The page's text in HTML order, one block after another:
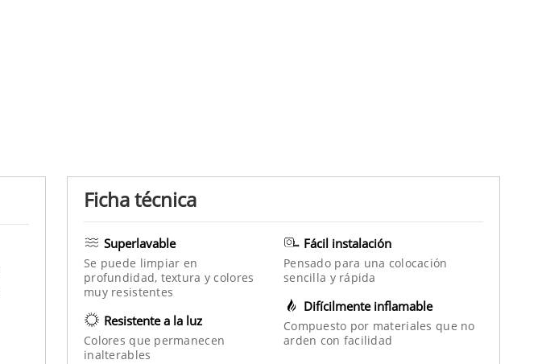
Ficha técnica
Superlavable
Se puede limpiar en
profundidad, textura y colores
muy resistentes
Resistente a la luz
Colores que permanecen
inalterables
Fácil instalación
Pensado para una colocación
sencilla y rápida
Difícilmente inflamable
Compuesto por materiales que no
arden con facilidad